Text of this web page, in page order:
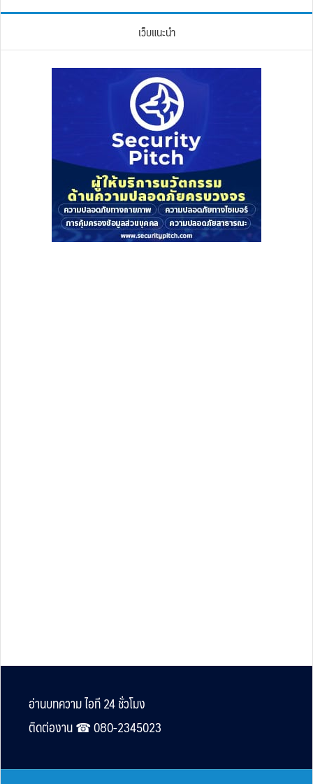
เว็บแนะนำ
Footer
อ่านบทความ ไอที 24 ชั่วโมง
ติดต่องาน ☎︎ 080-2345023